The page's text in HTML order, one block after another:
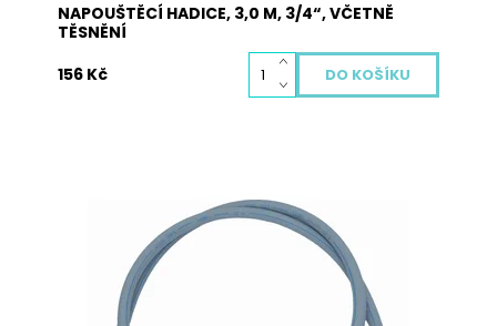
NAPOUŠTĚCÍ HADICE, 3,0 M, 3/4“, VČETNĚ
TĚSNĚNÍ
156 Kč
Napouštěcí hadice JOLLY v celkové délce 2,0 m,
3/4“ dodávaná včetně těsnění. Hadice je určená
pro všechny druhy praček a myček nádobí.
Jedna strana obsahuje přímou koncovku a
druhá strana obsahuje koncovku s kolínkem.